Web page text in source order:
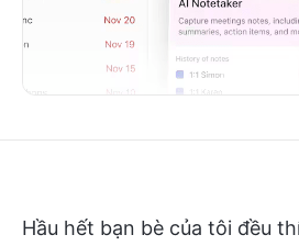
Hầu hết bạn bè của tôi đều